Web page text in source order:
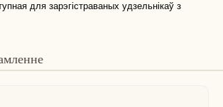
для зарэгістраваных удзельнікаў з